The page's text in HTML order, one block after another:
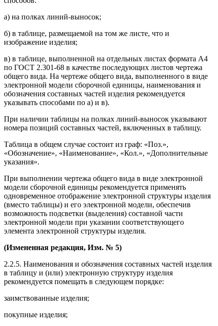
а) на полках линий-выносок;
б) в таблице, размещаемой на том же листе, что и
изображение изделия;
в) в таблице, выполненной на отдельных листах формата А4
по ГОСТ 2.301-68 в качестве последующих листов чертежа
общего вида. На чертеже общего вида, выполненного в виде
электронной модели сборочной единицы, наименования и
обозначения составных частей изделия рекомендуется
указывать способами по а) и в).
При наличии таблицы на полках линий-выносок указывают
номера позиций составных частей, включенных в таблицу.
Таблица в общем случае состоит из граф: «Поз.»,
«Обозначение», «Наименование», «Кол.», «Дополнительные
указания».
При выполнении чертежа общего вида в виде электронной
модели сборочной единицы рекомендуется применять
одновременное отображение электронной структуры изделия
(вместо таблицы) и его электронной модели, обеспечив
возможность подсветки (выделения) составной части
электронной модели при указании соответствующего
элемента электронной структуры изделия.
(Измененная редакция, Изм. № 5)
2.2.5. Наименования и обозначения составных частей изделия
в таблицу и (или) электронную структуру изделия
рекомендуется помещать в следующем порядке:
заимствованные изделия;
покупные изделия;